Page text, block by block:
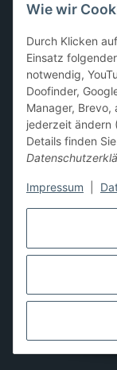
Card Sleeves,
Magnetic Holder,
Deckboxen ,
* Alle
**
Wie wir
Durch Klicken
Einsatz
notwendig,
Doofinder,
Manager, Brevo,
jederzeit ändern
Details finden
Impressum